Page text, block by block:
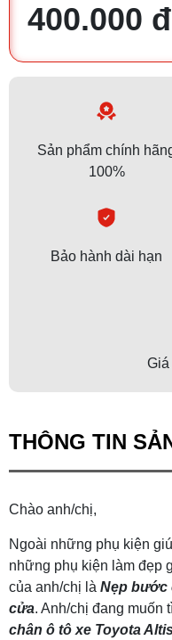
400.000 đ
Sản phẩm chính
100%
Bảo hành dài hạn
Giá
THÔNG TIN
Chào anh/chị,
Ngoài những phụ kiện
những phụ kiện làm đẹp
của anh/chị là Nẹp bước
cửa. Anh/chị đang muốn
chân ô tô xe Toyota